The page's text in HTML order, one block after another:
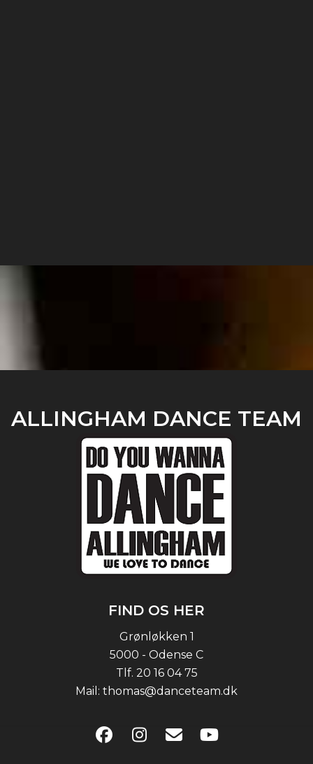
ALLINGHAM DANCE TEAM
FIND OS HER
Grønløkken 1
5000 - Odense C
Tlf. 20 16 04 75
Mail: thomas@danceteam.dk